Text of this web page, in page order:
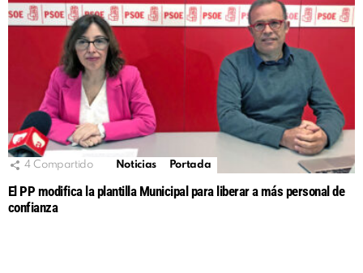
4 Compartido Noticias Portada
El PP modifica la plantilla Municipal para liberar a más personal de
confianza